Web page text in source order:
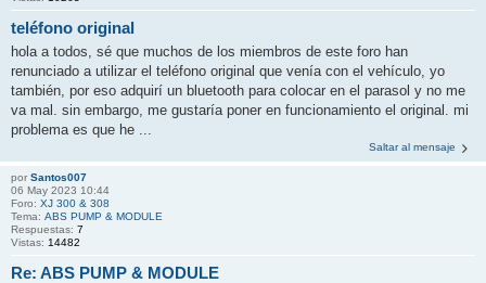
teléfono original
hola a todos, sé que muchos de los miembros de este foro han
renunciado a utilizar el teléfono original que venía con el vehículo, yo
también, por eso adquirí un bluetooth para colocar en el parasol y no me
va mal. sin embargo, me gustaría poner en funcionamiento el original. mi
problema es que he ...
Saltar al mensaje
por Santos007
06 May 2023 10:44
Foro: XJ 300 & 308
Tema: ABS PUMP & MODULE
Respuestas: 7
Vistas: 14482
Re: ABS PUMP & MODULE